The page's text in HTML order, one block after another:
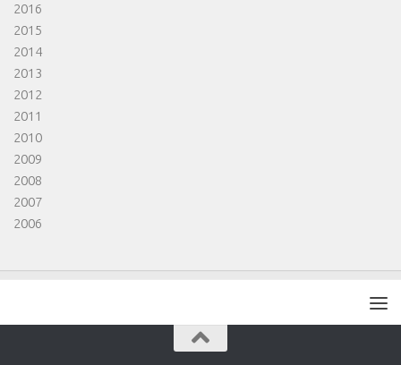
2016
2015
2014
2013
2012
2011
2010
2009
2008
2007
2006